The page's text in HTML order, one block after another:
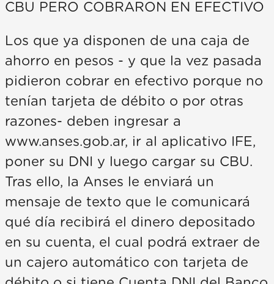
CBU PERO COBRARON EN EFECTIVO
Los que ya disponen de una caja de
ahorro en pesos - y que la vez pasada
pidieron cobrar en efectivo porque no
tenían tarjeta de débito o por otras
razones- deben ingresar a
www.anses.gob.ar, ir al aplicativo IFE,
poner su DNI y luego cargar su CBU.
Tras ello, la Anses le enviará un
mensaje de texto que le comunicará
qué día recibirá el dinero depositado
en su cuenta, el cual podrá extraer de
un cajero automático con tarjeta de